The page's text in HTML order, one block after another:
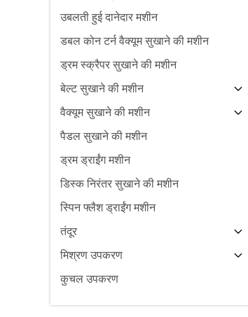
उबलती हुई दानेदार मशीन
डबल कोन टर्न वैक्यूम सुखाने की मशीन
ड्रम स्क्रैपर सुखाने की मशीन
बेल्ट सुखाने की मशीन
वैक्यूम सुखाने की मशीन
पैडल सुखाने की मशीन
ड्रम ड्राईंग मशीन
डिस्क निरंतर सुखाने की मशीन
स्पिन फ्लैश ड्राईंग मशीन
तंदूर
मिश्रण उपकरण
कुचल उपकरण